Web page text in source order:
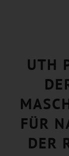
UTH
FÜR
DER